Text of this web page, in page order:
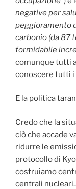
negative per
peggioramento
carbonio (da 87
formidabile
comunque tutti
conoscere tutti i
E la politica
Credo che la
ciò che accade
ridurre le
protocollo di
costruiamo
centrali